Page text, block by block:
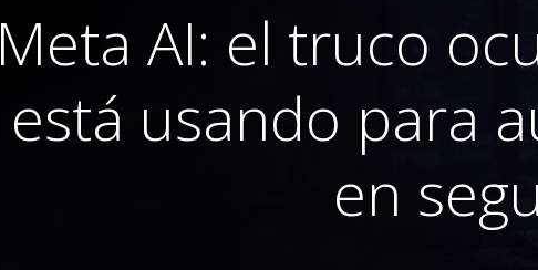
Meta AI: el truco
está usando para
en